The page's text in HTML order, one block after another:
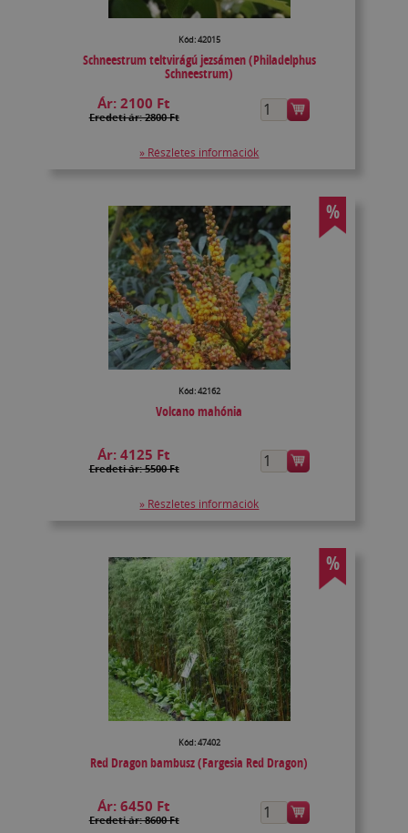
Kód: 42015
Schneestrum teltvirágú jezsámen (Philadelphus
Schneestrum)
Ár:2100 Ft
Eredeti ár: 2800 Ft
» Részletes információk
%
Kód: 42162
Volcano mahónia
Ár:4125 Ft
Eredeti ár: 5500 Ft
» Részletes információk
%
Kód: 47402
Red Dragon bambusz (Fargesia Red Dragon)
Ár:6450 Ft
Eredeti ár: 8600 Ft